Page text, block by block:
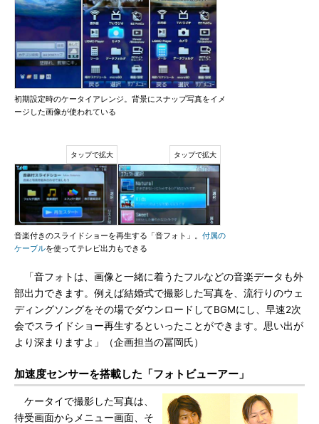
初期設定時のケータイアレンジ。背景にスナップ写真をイメ
ージした画像が使われている
音楽付きのスライドショーを再生する「音フォト」。 付属の
ケーブルを使ってテレビ出力もできる
「音フォトは、画像と一緒に着うたフルなどの音楽データも外
部出力できます。例えば結婚式で撮影した写真を、流行りのウェ
ディングソングをその場でダウンロードしてBGMにし、早速2次
会でスライドショー再生するといったことができます。思い出が
より深まりますよ」（企画担当の冨岡氏）
加速度センサーを搭載した「フォトビューアー」
ケータイで撮影した写真は、
待受画面からメニュー画面、そ